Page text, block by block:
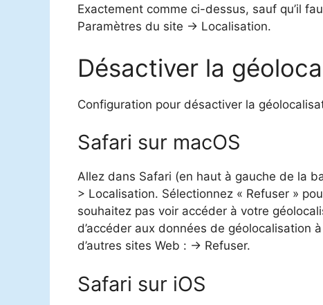
Exactement comme ci-dessus, sauf qu’il
Paramètres du site -> Localisation.
Désactiver la
Configuration pour désactiver la
Safari sur macOS
Allez dans Safari (en haut à gauche de la
> Localisation. Sélectionnez « Refuser »
souhaitez pas voir accéder à votre
d’accéder aux données de géolocalisation
d’autres sites Web : -> Refuser.
Safari sur iOS